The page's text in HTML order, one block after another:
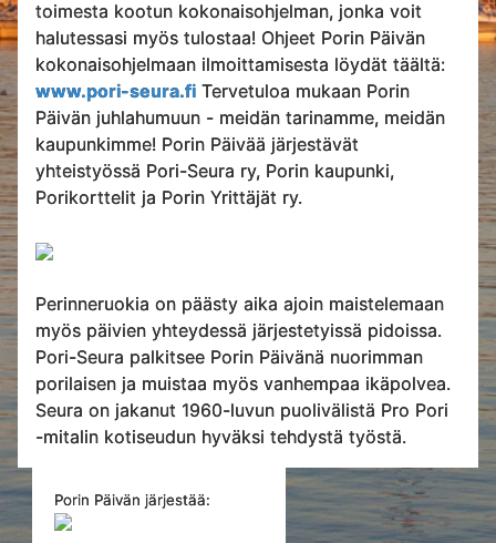
toimesta kootun kokonaisohjelman, jonka voit
halutessasi myös tulostaa! Ohjeet Porin Päivän
kokonaisohjelmaan ilmoittamisesta löydät täältä:
www.pori-seura.fi Tervetuloa mukaan Porin
Päivän juhlahumuun - meidän tarinamme, meidän
kaupunkimme! Porin Päivää järjestävät
yhteistyössä Pori-Seura ry, Porin kaupunki,
Porikorttelit ja Porin Yrittäjät ry.
Perinneruokia on päästy aika ajoin maistelemaan
myös päivien yhteydessä järjestetyissä pidoissa.
Pori-Seura palkitsee Porin Päivänä nuorimman
porilaisen ja muistaa myös vanhempaa ikäpolvea.
Seura on jakanut 1960-luvun puolivälistä Pro Pori
-mitalin kotiseudun hyväksi tehdystä työstä.
Porin Päivän järjestää: